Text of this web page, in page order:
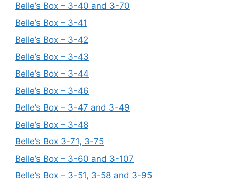
Belle’s Box – 3-40 and 3-70
Belle’s Box – 3-41
Belle’s Box – 3-42
Belle’s Box – 3-43
Belle’s Box – 3-44
Belle’s Box – 3-46
Belle’s Box – 3-47 and 3-49
Belle’s Box – 3-48
Belle’s Box 3-71, 3-75
Belle’s Box – 3-60 and 3-107
Belle’s Box – 3-51, 3-58 and 3-95